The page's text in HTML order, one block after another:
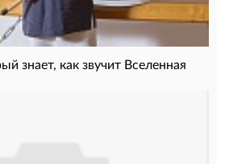
знает, как звучит Вселенная